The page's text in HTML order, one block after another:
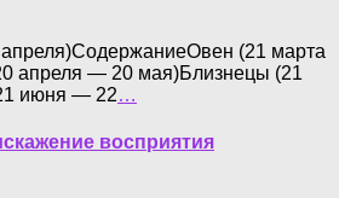
(21 марта
апреля — 20 мая)Близнецы (21
июня — 22…
восприятия